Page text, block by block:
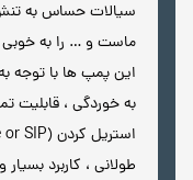
سیالات حساس به تنش
این پمپ ها با توجه
طولانی ، کاربرد